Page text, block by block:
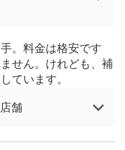
。料金は格安です
せん。けれども、補
ています。
舗